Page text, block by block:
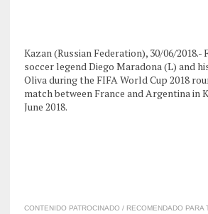
Kazan (Russian Federation), 30/06/
soccer legend Diego Maradona (L) and
Oliva during the FIFA World Cup 2018
match between France and Argentina in
June 2018.
CONTENIDO PATROCINADO / RECOMENDADO PARA